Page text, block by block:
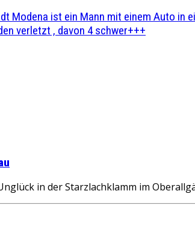
Modena ist ein Mann mit einem Auto in
verletzt , davon 4 schwer+++
in der Starzlachklamm im